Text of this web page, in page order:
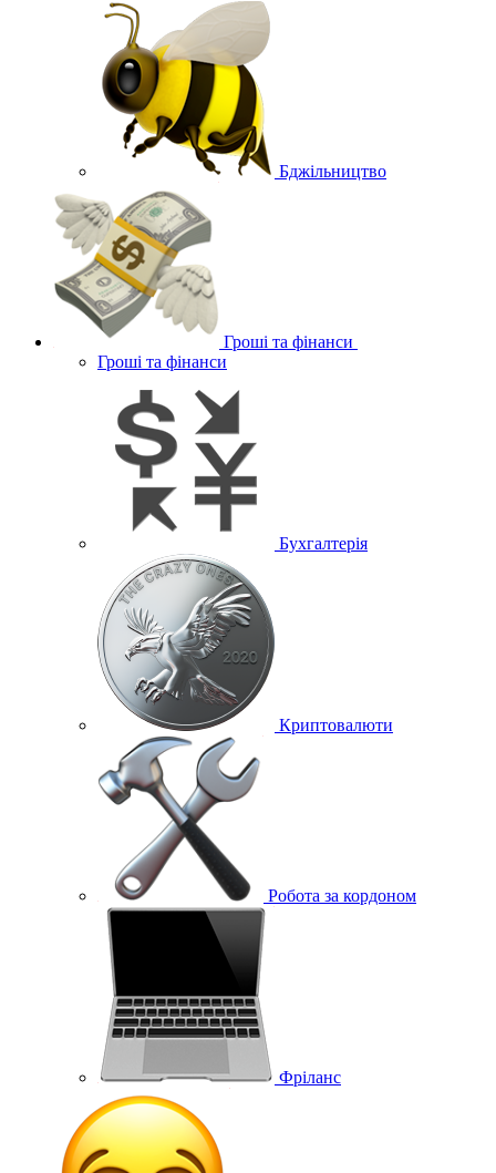
Бджільництво
Гроші та фінанси
Гроші та фінанси
Бухгалтерія
Криптовалюти
Робота за кордоном
Фріланс